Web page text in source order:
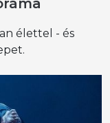
élettel - és